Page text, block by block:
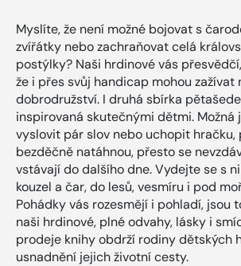
Myslíte, že není možné bojovat s
zvířátky nebo zachraňovat celá
postýlky? Naši hrdinové vás
že i přes svůj handicap mohou zažívat
dobrodružství. I druhá sbírka
inspirovaná skutečnými dětmi. Možná
vyslovit pár slov nebo uchopit hračku,
bezděčně natáhnou, přesto se
vstávají do dalšího dne. Vydejte se s
kouzel a čar, do lesů, vesmíru i pod
Pohádky vás rozesmějí i pohladí, jsou
naši hrdinové, plné odvahy, lásky i
prodeje knihy obdrží rodiny dětských
usnadnění jejich životní cesty.